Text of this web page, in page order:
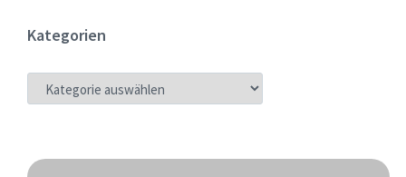
Kategorien
KATEGORIEN